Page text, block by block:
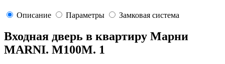
Описание Параметры Замковая система
Входная дверь в квартиру Марни
MARNI. M100M. 1